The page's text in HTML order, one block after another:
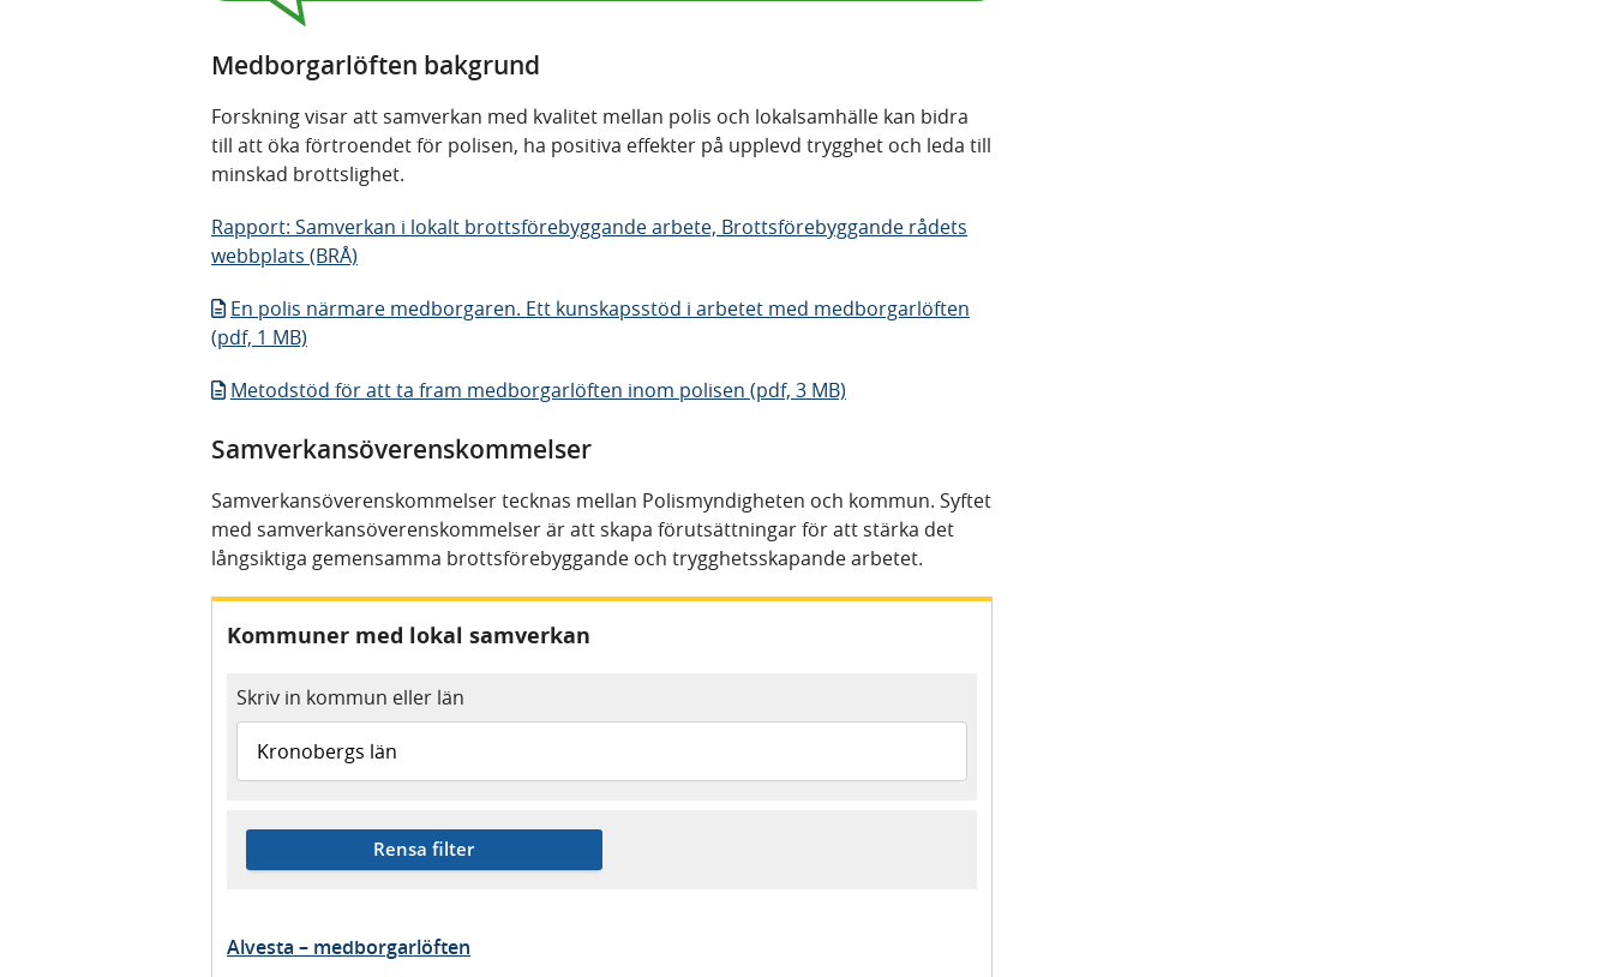
Medborgarlöften bakgrund
Forskning visar att samverkan med kvalitet mellan polis och lokalsamhälle kan bidra
till att öka förtroendet för polisen, ha positiva effekter på upplevd trygghet och leda till
minskad brottslighet.
Rapport: Samverkan i lokalt brottsförebyggande arbete, Brottsförebyggande rådets
webbplats (BRÅ)
En polis närmare medborgaren. Ett kunskapsstöd i arbetet med medborgarlöften
(pdf, 1 MB)
Metodstöd för att ta fram medborgarlöften inom polisen (pdf, 3 MB)
Samverkansöverenskommelser
Samverkansöverenskommelser tecknas mellan Polismyndigheten och kommun. Syftet
med samverkansöverenskommelser är att skapa förutsättningar för att stärka det
långsiktiga gemensamma brottsförebyggande och trygghetsskapande arbetet.
Kommuner med lokal samverkan
Skriv in kommun eller län
Rensa filter
Alvesta – medborgarlöften